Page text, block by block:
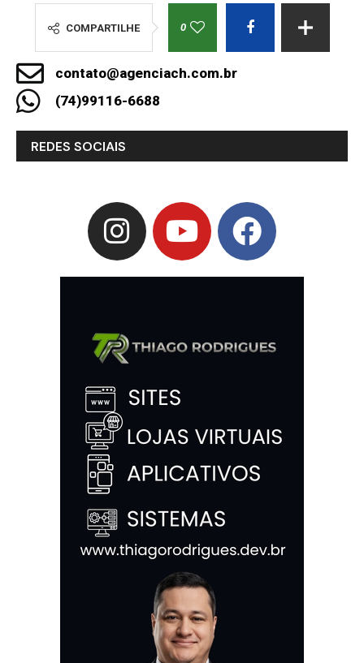
COMPARTILHE 0
contato@agenciach.com.br
(74)99116-6688
REDES SOCIAIS